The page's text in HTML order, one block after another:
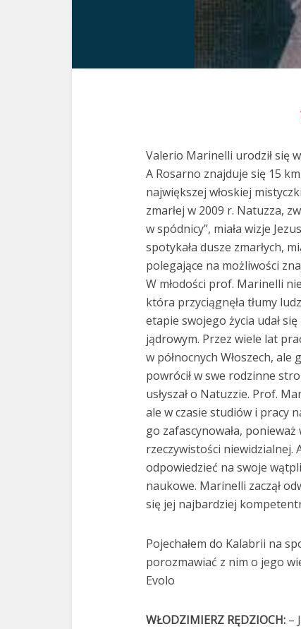
Valerio Marinelli urodził się
A Rosarno znajduje się 15
największej włoskiej
zmarłej w 2009 r. Natuzza,
w spódnicy”, miała wizje
spotykała dusze zmarłych,
polegające na możliwości
W młodości prof. Marinelli
która przyciągnęła tłumy
etapie swojego życia udał
jądrowym. Przez wiele lat
w północnych Włoszech,
powrócił w swe rodzinne
usłyszał o Natuzzie. Prof.
ale w czasie studiów i pracy
go zafascynowała,
rzeczywistości niewidzialnej.
odpowiedzieć na swoje
naukowe. Marinelli zaczął
się jej najbardziej
Pojechałem do Kalabrii na
porozmawiać z nim o jego
Evolo
WŁODZIMIERZ RĘDZIOCH: –